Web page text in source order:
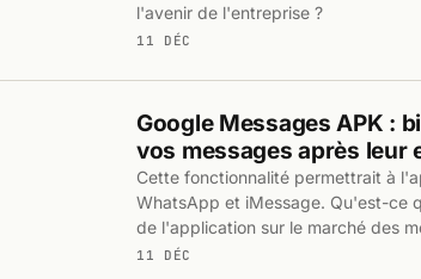
l'avenir de l'entreprise ?
11 DÉC
Google Messages APK :
vos messages après leur
Cette fonctionnalité permettrait à
WhatsApp et iMessage. Qu'est-ce
de l'application sur le marché des
11 DÉC